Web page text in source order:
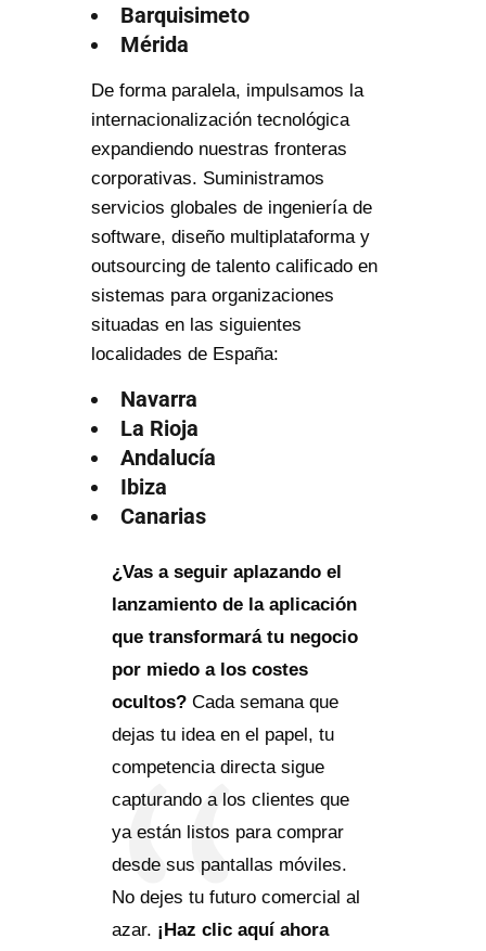
Barquisimeto
Mérida
De forma paralela, impulsamos la
internacionalización tecnológica
expandiendo nuestras fronteras
corporativas. Suministramos
servicios globales de ingeniería de
software, diseño multiplataforma y
outsourcing de talento calificado en
sistemas para organizaciones
situadas en las siguientes
localidades de España:
Navarra
La Rioja
Andalucía
Ibiza
Canarias
¿Vas a seguir aplazando el
lanzamiento de la aplicación
que transformará tu negocio
por miedo a los costes
ocultos? Cada semana que
dejas tu idea en el papel, tu
competencia directa sigue
capturando a los clientes que
ya están listos para comprar
desde sus pantallas móviles.
No dejes tu futuro comercial al
azar. ¡Haz clic aquí ahora